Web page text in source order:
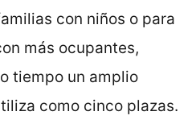
con niños o para
más ocupantes,
tiempo un amplio
como cinco plazas.